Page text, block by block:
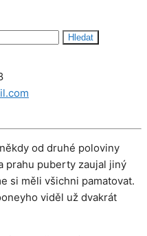
od druhé poloviny
prahu puberty zaujal jiný
si měli všichni pamatovat.
viděl už dvakrát